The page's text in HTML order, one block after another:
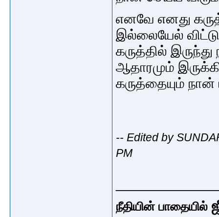
எனவே எனது
இல்லையேல்
கருத்தில்
ஆதாரமும்
கருத்தையும்
-- Edited by
PM
நீதியின் பாதையில்